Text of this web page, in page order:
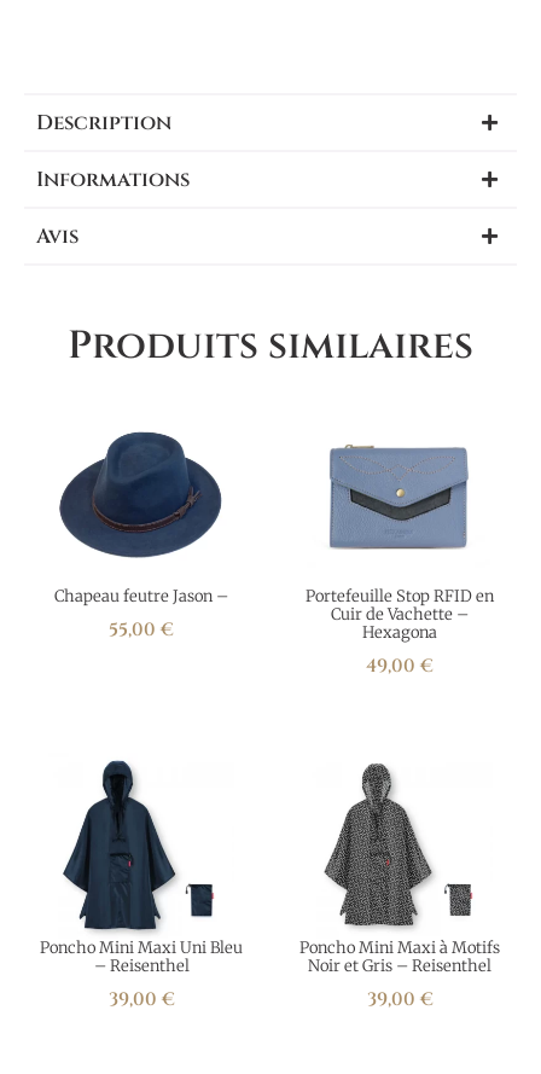
Description
Informations
Avis
Produits similaires
Chapeau feutre Jason –
55,00 €
Portefeuille Stop RFID en
Cuir de Vachette –
Hexagona
49,00 €
Poncho Mini Maxi Uni Bleu
– Reisenthel
39,00 €
Poncho Mini Maxi à Motifs
Noir et Gris – Reisenthel
39,00 €